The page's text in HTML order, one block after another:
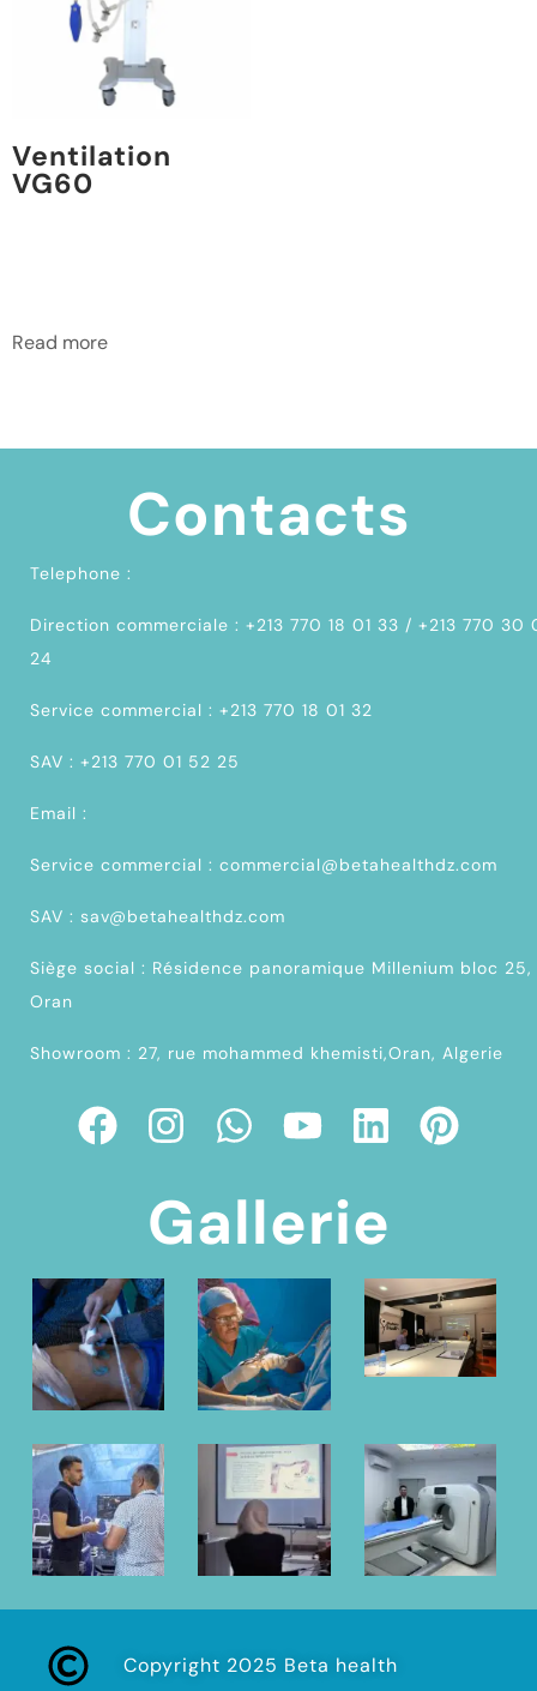
Ventilation
VG60
Read more
Contacts
Telephone :
Direction commerciale : +213 770 18 01 33 / +213 770 30
24
Service commercial : +213 770 18 01 32
SAV : +213 770 01 52 25
Email :
Service commercial : commercial@betahealthdz.com
SAV : sav@betahealthdz.com
Siège social : Résidence panoramique Millenium bloc 25,
Oran
Showroom : 27, rue mohammed khemisti,Oran, Algerie
Gallerie
Copyright 2025 Beta health